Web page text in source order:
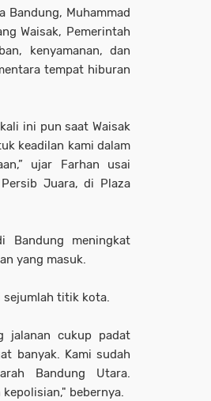
Bandung, Muhammad
Waisak, Pemerintah
kenyamanan, dan
tempat hiburan
ini pun saat Waisak
keadilan kami dalam
ujar Farhan usai
Juara, di Plaza
Bandung meningkat
yang masuk.
sejumlah titik kota.
jalanan cukup padat
banyak. Kami sudah
Bandung Utara.
bebernya.